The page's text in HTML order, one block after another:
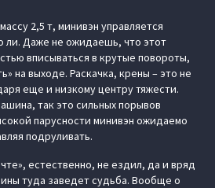
2,5 т, минивэн управляется
ли. Даже не ожидаешь, что этот
вписываться в крутые повороты,
на выходе. Раскачка, крены – это не
еще и низкому центру тяжести.
так это сильных порывов
парусности минивэн ожидаемо
подруливать.
естественно, не ездил, да и вряд
туда заведет судьба. Вообще о